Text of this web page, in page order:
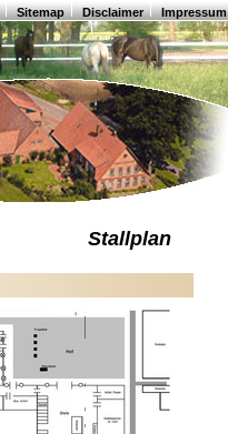
Sitemap Disclaimer Impressum
Stallplan